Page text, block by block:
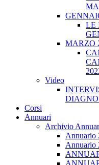
LE
MARZO
Video
Corsi
Annuari
Archivio
Annuario
Annuario